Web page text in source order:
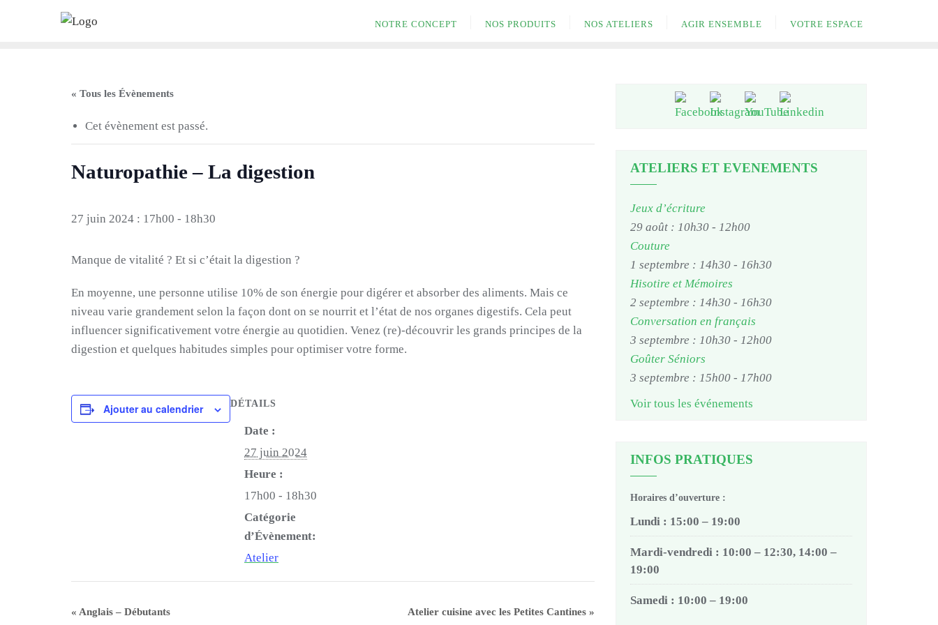
NOTRE CONCEPT NOS PRODUITS NOS ATELIERS AGIR ENSEMBLE VOTRE ESPACE
« Tous les Évènements
Cet évènement est passé.
Naturopathie – La digestion
27 juin 2024 : 17h00 - 18h30
Manque de vitalité ? Et si c’était la digestion ?
En moyenne, une personne utilise 10% de son énergie pour digérer et absorber des aliments. Mais ce
niveau varie grandement selon la façon dont on se nourrit et l’état de nos organes digestifs. Cela peut
influencer significativement votre énergie au quotidien. Venez (re)-découvrir les grands principes de la
digestion et quelques habitudes simples pour optimiser votre forme.
Ajouter au calendrier DÉTAILS
Date :
27 juin 2024
Heure :
17h00 - 18h30
Catégorie
d’Évènement:
Atelier
« Anglais – Débutants Atelier cuisine avec les Petites Cantines »
ATELIERS ET EVENEMENTS
Jeux d’écriture
29 août : 10h30 - 12h00
Couture
1 septembre : 14h30 - 16h30
Hisotire et Mémoires
2 septembre : 14h30 - 16h30
Conversation en français
3 septembre : 10h30 - 12h00
Goûter Séniors
3 septembre : 15h00 - 17h00
Voir tous les événements
INFOS PRATIQUES
Horaires d’ouverture :
Lundi : 15:00 – 19:00
Mardi-vendredi : 10:00 – 12:30, 14:00 –
19:00
Samedi : 10:00 – 19:00